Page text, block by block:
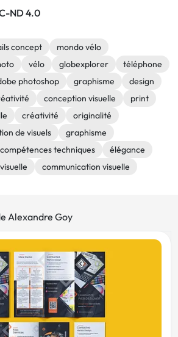
ND 4.0
concept
mondo vélo
vélo globexplorer
téléphone
photoshop graphisme
design
conception visuelle
print
créativité
originalité
de visuels
graphisme
compétences techniques
élégance
communication visuelle
Alexandre Goy